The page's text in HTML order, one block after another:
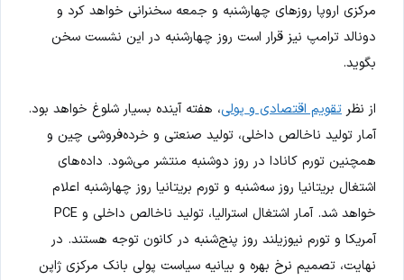
مرکزی اروپا روزهای چهارشنبه و جمعه سخنرانی خواهد کرد و
دونالد ترامپ نیز قرار است روز چهارشنبه در این نشست سخن
بگوید.
از نظر تقویم اقتصادی و پولی، هفته آینده بسیار شلوغ خواهد بود.
آمار تولید ناخالص داخلی، تولید صنعتی و خرده‌فروشی چین و
همچنین تورم کانادا در روز دوشنبه منتشر می‌شود. داده‌های
اشتغال بریتانیا روز سه‌شنبه و تورم بریتانیا روز چهارشنبه اعلام
خواهد شد. آمار اشتغال استرالیا، تولید ناخالص داخلی و PCE
آمریکا و تورم نیوزیلند روز پنج‌شنبه در کانون توجه هستند. در
نهایت، تصمیم نرخ بهره و بیانیه سیاست پولی بانک مرکزی ژاپن